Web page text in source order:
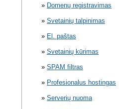
Domenų registravimas
Svetainių talpinimas
El. paštas
Svetainių kūrimas
SPAM filtras
Profesionalus hostingas
Serverių nuoma